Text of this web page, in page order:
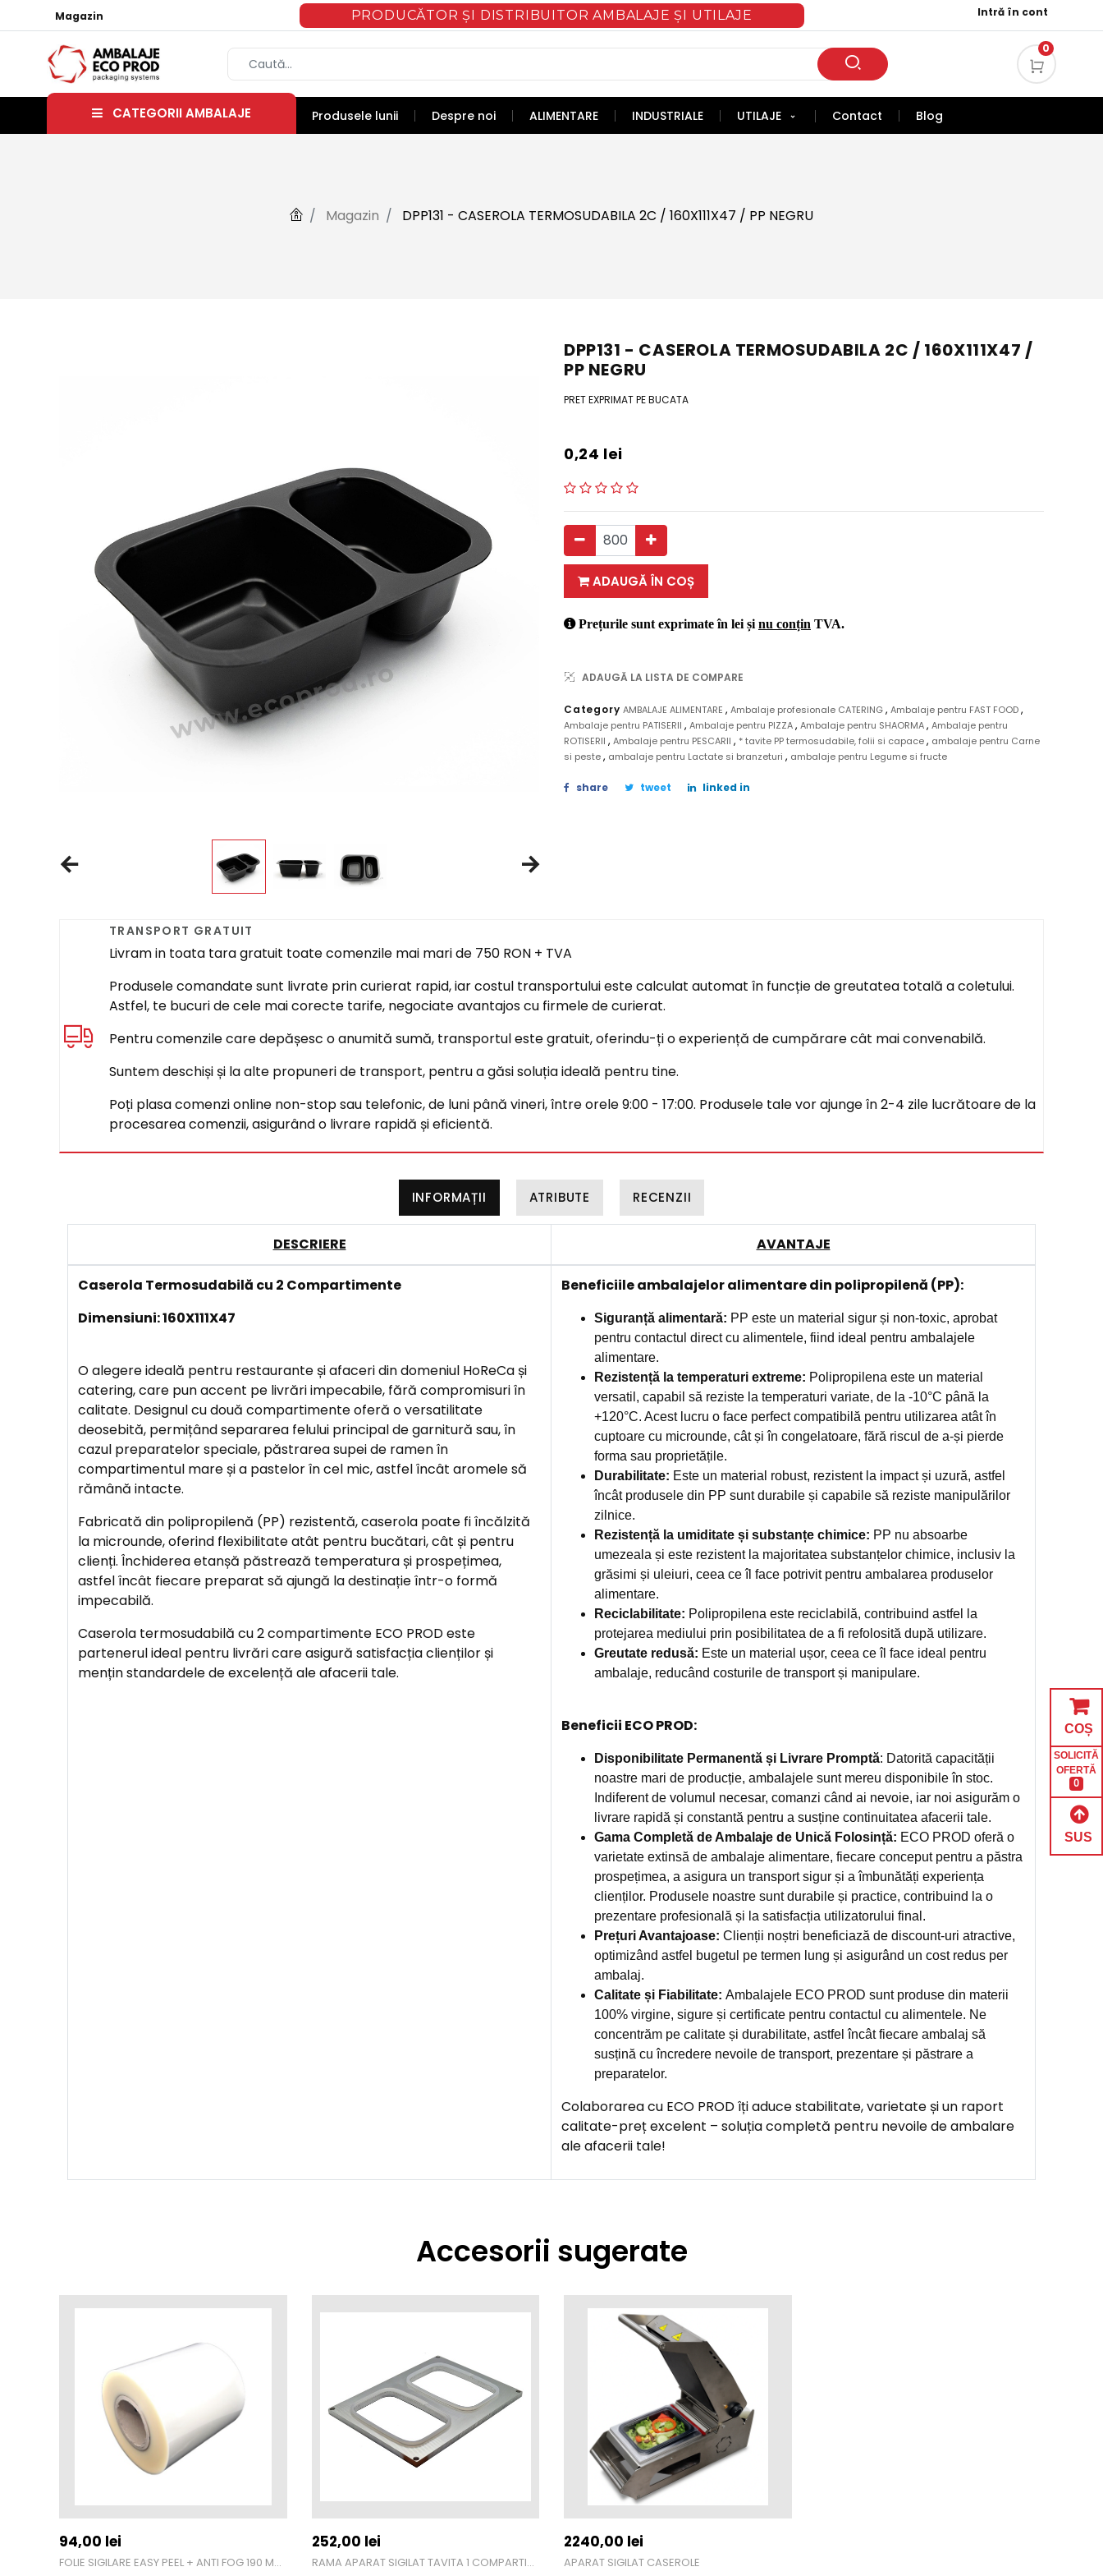
Magazin PRODUCĂTOR ȘI DISTRIBUITOR AMBALAJE ȘI UTILAJE Intră în cont
0
CATEGORII AMBALAJE Produsele lunii Despre noi ALIMENTARE INDUSTRIALE UTILAJE Contact Blog
Magazin DPP131 - CASEROLA TERMOSUDABILA 2C / 160X111X47 / PP NEGRU
DPP131 - CASEROLA TERMOSUDABILA 2C / 160X111X47 /
PP NEGRU
PRET EXPRIMAT PE BUCATA
0,24 lei
ADAUGĂ ÎN COȘ
Prețurile sunt exprimate în lei și nu conțin TVA.
ADAUGĂ LA LISTA DE COMPARE
CategoryAMBALAJE ALIMENTARE,Ambalaje profesionale CATERING,Ambalaje pentru FAST FOOD,
Ambalaje pentru PATISERII , Ambalaje pentru PIZZA, Ambalaje pentru SHAORMA, Ambalaje pentru
ROTISERII , Ambalaje pentru PESCARII , * tavite PP termosudabile, folii si capace, ambalaje pentru Carne
si peste, ambalaje pentru Lactate si branzeturi , ambalaje pentru Legume si fructe
share tweet linked in
TRANSPORT GRATUIT
Livram in toata tara gratuit toate comenzile mai mari de 750 RON + TVA
Produsele comandate sunt livrate prin curierat rapid, iar costul transportului este calculat automat în funcție de greutatea totală a coletului.
Astfel, te bucuri de cele mai corecte tarife, negociate avantajos cu firmele de curierat.
Pentru comenzile care depășesc o anumită sumă, transportul este gratuit, oferindu-ți o experiență de cumpărare cât mai convenabilă.
Suntem deschiși și la alte propuneri de transport, pentru a găsi soluția ideală pentru tine.
Poți plasa comenzi online non-stop sau telefonic, de luni până vineri, între orele 9:00 - 17:00. Produsele tale vor ajunge în 2-4 zile lucrătoare de la
procesarea comenzii, asigurând o livrare rapidă și eficientă.
INFORMAȚII ATRIBUTE RECENZII
DESCRIERE AVANTAJE
Caserola Termosudabilă cu 2 Compartimente
Dimensiuni: 160X111X47
O alegere ideală pentru restaurante și afaceri din domeniul HoReCa și
catering, care pun accent pe livrări impecabile, fără compromisuri în
calitate. Designul cu două compartimente oferă o versatilitate
deosebită, permițând separarea felului principal de garnitură sau, în
cazul preparatelor speciale, păstrarea supei de ramen în
compartimentul mare și a pastelor în cel mic, astfel încât aromele să
rămână intacte.
Fabricată din polipropilenă (PP) rezistentă, caserola poate fi încălzită
la microunde, oferind flexibilitate atât pentru bucătari, cât și pentru
clienți. Închiderea etanșă păstrează temperatura și prospețimea,
astfel încât fiecare preparat să ajungă la destinație într-o formă
impecabilă.
Caserola termosudabilă cu 2 compartimente ECO PROD este
partenerul ideal pentru livrări care asigură satisfacția clienților și
mențin standardele de excelență ale afacerii tale.
Beneficiile ambalajelor alimentare din polipropilenă (PP):
Siguranță alimentară: PP este un material sigur și non-toxic, aprobat
pentru contactul direct cu alimentele, fiind ideal pentru ambalajele
alimentare.
Rezistență la temperaturi extreme: Polipropilena este un material
versatil, capabil să reziste la temperaturi variate, de la -10°C până la
+120°C. Acest lucru o face perfect compatibilă pentru utilizarea atât în
cuptoare cu microunde, cât și în congelatoare, fără riscul de a-și pierde
forma sau proprietățile.
Durabilitate: Este un material robust, rezistent la impact și uzură, astfel
încât produsele din PP sunt durabile și capabile să reziste manipulărilor
zilnice.
Rezistență la umiditate și substanțe chimice: PP nu absoarbe
umezeala și este rezistent la majoritatea substanțelor chimice, inclusiv la
grăsimi și uleiuri, ceea ce îl face potrivit pentru ambalarea produselor
alimentare.
Reciclabilitate: Polipropilena este reciclabilă, contribuind astfel la
protejarea mediului prin posibilitatea de a fi refolosită după utilizare.
Greutate redusă: Este un material ușor, ceea ce îl face ideal pentru
ambalaje, reducând costurile de transport și manipulare.
Beneficii ECO PROD:
Disponibilitate Permanentă și Livrare Promptă: Datorită capacității
noastre mari de producție, ambalajele sunt mereu disponibile în stoc.
Indiferent de volumul necesar, comanzi când ai nevoie, iar noi asigurăm o
livrare rapidă și constantă pentru a susține continuitatea afacerii tale.
Gama Completă de Ambalaje de Unică Folosință: ECO PROD oferă o
varietate extinsă de ambalaje alimentare, fiecare conceput pentru a păstra
prospețimea, a asigura un transport sigur și a îmbunătăți experiența
clienților. Produsele noastre sunt durabile și practice, contribuind la o
prezentare profesională și la satisfacția utilizatorului final.
Prețuri Avantajoase: Clienții noștri beneficiază de discount-uri atractive,
optimizând astfel bugetul pe termen lung și asigurând un cost redus per
ambalaj.
Calitate și Fiabilitate: Ambalajele ECO PROD sunt produse din materii
100% virgine, sigure și certificate pentru contactul cu alimentele. Ne
concentrăm pe calitate și durabilitate, astfel încât fiecare ambalaj să
susțină cu încredere nevoile de transport, prezentare și păstrare a
preparatelor.
Colaborarea cu ECO PROD îți aduce stabilitate, varietate și un raport
calitate-preț excelent – soluția completă pentru nevoile de ambalare
ale afacerii tale!
Accesorii sugerate
94,00 lei
FOLIE SIGILARE EASY PEEL + ANTI FOG 190 MM X 250 M
252,00 lei
RAMA APARAT SIGILAT TAVITA 1 COMPARTIMENT 160X111
2240,00 lei
APARAT SIGILAT CASEROLE
COȘ
SOLICITĂ
OFERTĂ
0
SUS